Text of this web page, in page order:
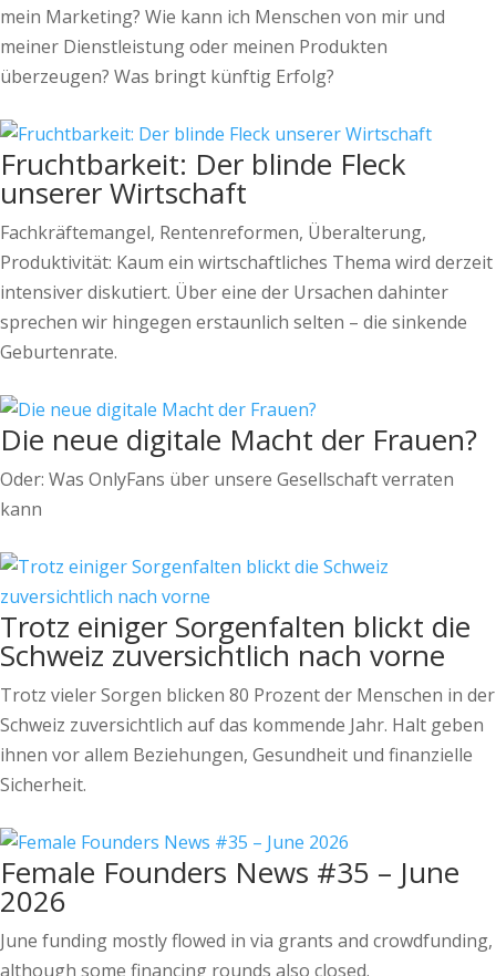
mein Marketing? Wie kann ich Menschen von mir und
meiner Dienstleistung oder meinen Produkten
überzeugen? Was bringt künftig Erfolg?
Fruchtbarkeit: Der blinde Fleck
unserer Wirtschaft
Fachkräftemangel, Rentenreformen, Überalterung,
Produktivität: Kaum ein wirtschaftliches Thema wird derzeit
intensiver diskutiert. Über eine der Ursachen dahinter
sprechen wir hingegen erstaunlich selten – die sinkende
Geburtenrate.
Die neue digitale Macht der Frauen?
Oder: Was OnlyFans über unsere Gesellschaft verraten
kann
Trotz einiger Sorgenfalten blickt die
Schweiz zuversichtlich nach vorne
Trotz vieler Sorgen blicken 80 Prozent der Menschen in der
Schweiz zuversichtlich auf das kommende Jahr. Halt geben
ihnen vor allem Beziehungen, Gesundheit und finanzielle
Sicherheit.
Female Founders News #35 – June
2026
June funding mostly flowed in via grants and crowdfunding,
although some financing rounds also closed.